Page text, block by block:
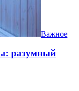
Важное
разумный